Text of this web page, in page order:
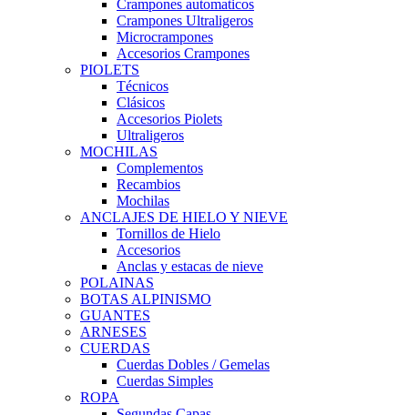
Crampones automaticos
Crampones Ultraligeros
Microcrampones
Accesorios Crampones
PIOLETS
Técnicos
Clásicos
Accesorios Piolets
Ultraligeros
MOCHILAS
Complementos
Recambios
Mochilas
ANCLAJES DE HIELO Y NIEVE
Tornillos de Hielo
Accesorios
Anclas y estacas de nieve
POLAINAS
BOTAS ALPINISMO
GUANTES
ARNESES
CUERDAS
Cuerdas Dobles / Gemelas
Cuerdas Simples
ROPA